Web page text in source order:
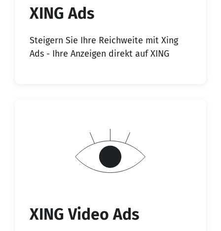
XING Ads
Steigern Sie Ihre Reichweite mit Xing
Ads - Ihre Anzeigen direkt auf XING
XING Video Ads